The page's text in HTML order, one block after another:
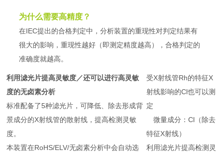
为什么需要高精度？
在IEC提出的合格判定中，分析装置的重现性对判定结果有
很大的影响，重现性越好（即测定精度越高），合格判定的
准确度就越高。
利用滤光片提高灵敏度／还可以进行高灵敏
度的无卤素分析
标准配备了5种滤光片，可降低、除去形成背
景成分的X射线管的散射线，提高检测灵敏
度。
本装置在RoHS/ELV/无卤素分析中会自动选
受X射线管Rh的特征X
射线影响的Cl也可以测
定
微量成分：Cl（除去
特征X射线）
利用滤光片提高检测灵